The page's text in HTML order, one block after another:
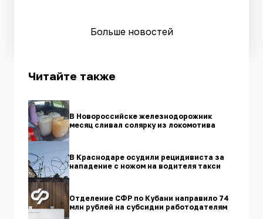
Больше новостей
Читайте также
В Новороссийске железнодорожник
месяц сливал солярку из локомотива
В Краснодаре осудили рецидивиста за
нападение с ножом на водителя такси
Отделение СФР по Кубани направило 74
млн рублей на субсидии работодателям